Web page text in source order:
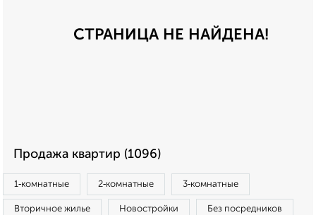
СТРАНИЦА НЕ НАЙДЕНА!
Продажа квартир (1096)
1‑комнатные 2‑комнатные 3‑комнатные
Вторичное жилье Новостройки Без посредников